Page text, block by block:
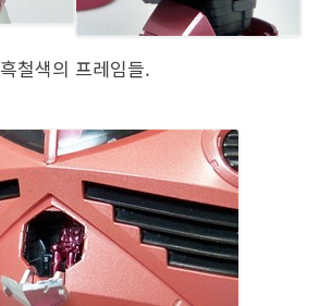
흑철색의 프레임들.